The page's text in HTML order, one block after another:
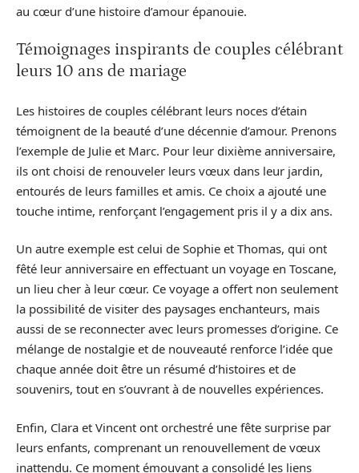
au cœur d’une histoire d’amour épanouie.
Témoignages inspirants de couples célébrant
leurs 10 ans de mariage
Les histoires de couples célébrant leurs noces d’étain
témoignent de la beauté d’une décennie d’amour. Prenons
l’exemple de Julie et Marc. Pour leur dixième anniversaire,
ils ont choisi de renouveler leurs vœux dans leur jardin,
entourés de leurs familles et amis. Ce choix a ajouté une
touche intime, renforçant l’engagement pris il y a dix ans.
Un autre exemple est celui de Sophie et Thomas, qui ont
fêté leur anniversaire en effectuant un voyage en Toscane,
un lieu cher à leur cœur. Ce voyage a offert non seulement
la possibilité de visiter des paysages enchanteurs, mais
aussi de se reconnecter avec leurs promesses d’origine. Ce
mélange de nostalgie et de nouveauté renforce l’idée que
chaque année doit être un résumé d’histoires et de
souvenirs, tout en s’ouvrant à de nouvelles expériences.
Enfin, Clara et Vincent ont orchestré une fête surprise par
leurs enfants, comprenant un renouvellement de vœux
inattendu. Ce moment émouvant a consolidé les liens